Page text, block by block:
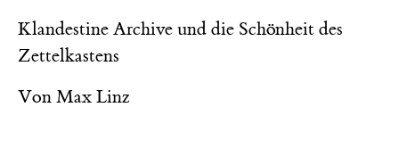
Klandestine Archive und die Schönheit des
Zettelkastens
Von Max Linz